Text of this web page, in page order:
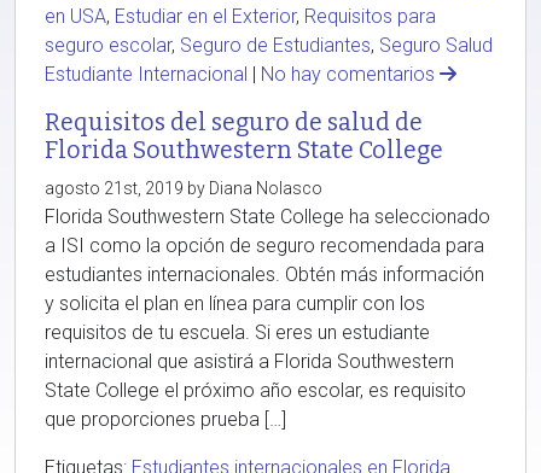
en USA, Estudiar en el Exterior, Requisitos para
seguro escolar, Seguro de Estudiantes, Seguro Salud
Estudiante Internacional | No hay comentarios
Requisitos del seguro de salud de
Florida Southwestern State College
agosto 21st, 2019 by Diana Nolasco
Florida Southwestern State College ha seleccionado
a ISI como la opción de seguro recomendada para
estudiantes internacionales. Obtén más información
y solicita el plan en línea para cumplir con los
requisitos de tu escuela. Si eres un estudiante
internacional que asistirá a Florida Southwestern
State College el próximo año escolar, es requisito
que proporciones prueba […]
Etiquetas: Estudiantes internacionales en Florida